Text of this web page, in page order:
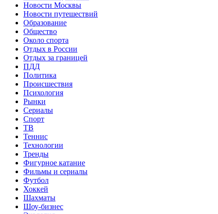
Новости Москвы
Новости путешествий
Образование
Общество
Около спорта
Отдых в России
Отдых за границей
ПДД
Политика
Происшествия
Психология
Рынки
Сериалы
Спорт
ТВ
Теннис
Технологии
Тренды
Фигурное катание
Фильмы и сериалы
Футбол
Хоккей
Шахматы
Шоу-бизнес